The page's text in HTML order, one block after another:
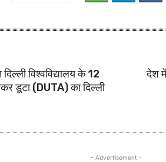
दिल्ली विश्वविद्यालय के 12
डूटा (DUTA) का दिल्ली
देश
- Advertisement -